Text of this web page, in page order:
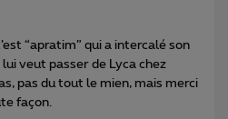
“apratim” qui a intercalé son
veut passer de Lyca chez
pas du tout le mien, mais merci
façon.